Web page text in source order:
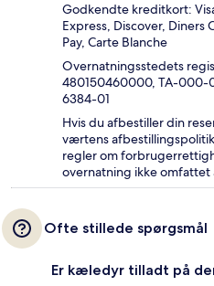
Godkendte kreditkort:
Express, Discover, Diners
Pay, Carte Blanche
Overnatningsstedets
480150460000, TA-000-
6384-01
Hvis du afbestiller din
værtens
regler om
overnatning ikke
Ofte stillede spørgsmål
Er kæledyr tilladt på